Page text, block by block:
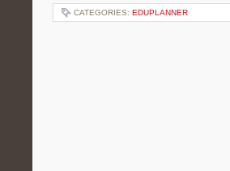
CATEGORIES: EDUPLANNER